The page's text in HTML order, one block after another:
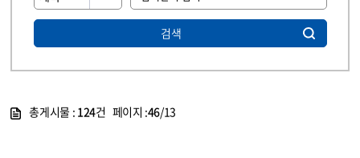
검색
총게시물 : 124건 페이지 :46/13